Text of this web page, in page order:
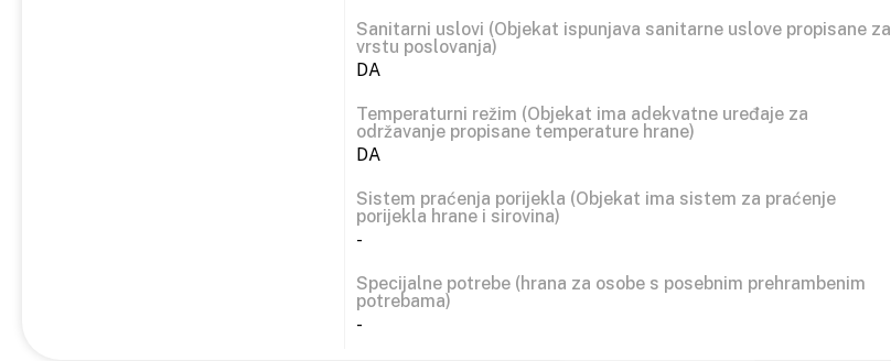
Sanitarni uslovi (Objekat ispunjava sanitarne uslove propisane za
vrstu poslovanja)
DA
Temperaturni režim (Objekat ima adekvatne uređaje za
održavanje propisane temperature hrane)
DA
Sistem praćenja porijekla (Objekat ima sistem za praćenje
porijekla hrane i sirovina)
-
Specijalne potrebe (hrana za osobe s posebnim prehrambenim
potrebama)
-